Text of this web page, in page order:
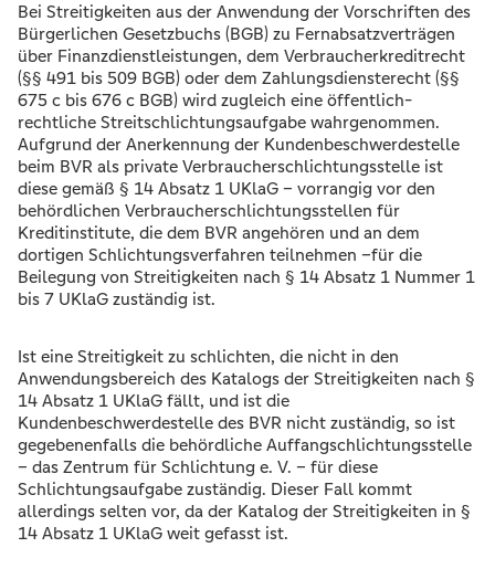
Bei Streitigkeiten aus der Anwendung der Vorschriften des
Bürgerlichen Gesetzbuchs (BGB) zu Fernabsatzverträgen
über Finanzdienstleistungen, dem Verbraucherkreditrecht
(§§ 491 bis 509 BGB) oder dem Zahlungsdiensterecht (§§
675 c bis 676 c BGB) wird zugleich eine öffentlich-
rechtliche Streitschlichtungsaufgabe wahrgenommen.
Aufgrund der Anerkennung der Kundenbeschwerdestelle
beim BVR als private Verbraucherschlichtungsstelle ist
diese gemäß § 14 Absatz 1 UKlaG – vorrangig vor den
behördlichen Verbraucherschlichtungsstellen für
Kreditinstitute, die dem BVR angehören und an dem
dortigen Schlichtungsverfahren teilnehmen –für die
Beilegung von Streitigkeiten nach § 14 Absatz 1 Nummer 1
bis 7 UKlaG zuständig ist.
Ist eine Streitigkeit zu schlichten, die nicht in den
Anwendungsbereich des Katalogs der Streitigkeiten nach §
14 Absatz 1 UKlaG fällt, und ist die
Kundenbeschwerdestelle des BVR nicht zuständig, so ist
gegebenenfalls die behördliche Auffangschlichtungsstelle
– das Zentrum für Schlichtung e. V. – für diese
Schlichtungsaufgabe zuständig. Dieser Fall kommt
allerdings selten vor, da der Katalog der Streitigkeiten in §
14 Absatz 1 UKlaG weit gefasst ist.